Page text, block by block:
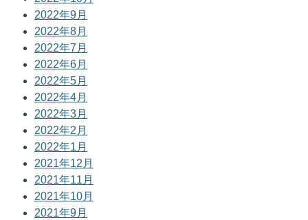
2022年9月
2022年8月
2022年7月
2022年6月
2022年5月
2022年4月
2022年3月
2022年2月
2022年1月
2021年12月
2021年11月
2021年10月
2021年9月